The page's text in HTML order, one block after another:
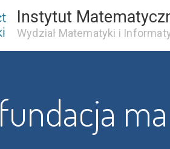
Instytut
Wydział Matematyki i
fundacja